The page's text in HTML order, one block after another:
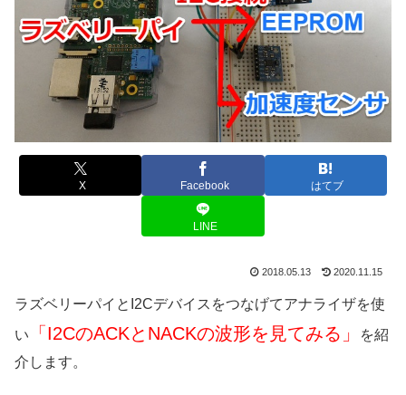
X Facebook はてブ
LINE
2018.05.13 2020.11.15
ラズベリーパイとI2Cデバイスをつなげてアナライザを使
い
「 I2CのACKとNACKの波形を見てみる」
を紹
介します。